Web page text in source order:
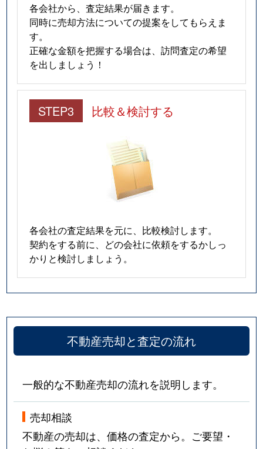
各会社から、査定結果が届きます。
同時に売却方法についての提案をしてもらえま
す。
正確な金額を把握する場合は、訪問査定の希望
を出しましょう！
STEP3 比較＆検討する
各会社の査定結果を元に、比較検討します。
契約をする前に、どの会社に依頼をするかしっ
かりと検討しましょう。
不動産売却と査定の流れ
一般的な不動産売却の流れを説明します。
売却相談
不動産の売却は、価格の査定から。ご要望・